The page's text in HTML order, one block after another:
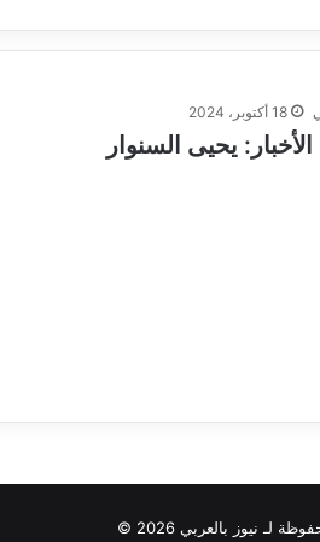
18 أكتوبر، 2024
يحيى السنوار
لـ نيوز بالعربي 2026 ©